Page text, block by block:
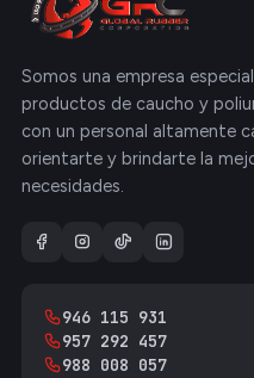
Somos una empresa
productos de caucho y
con un personal altamente
orientarte y brindarte la
necesidades.
946 115 931
957 292 457
988 008 057